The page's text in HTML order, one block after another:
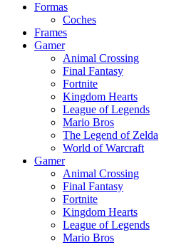
Formas
Coches
Frames
Gamer
Animal Crossing
Final Fantasy
Fortnite
Kingdom Hearts
League of Legends
Mario Bros
The Legend of Zelda
World of Warcraft
Gamer
Animal Crossing
Final Fantasy
Fortnite
Kingdom Hearts
League of Legends
Mario Bros